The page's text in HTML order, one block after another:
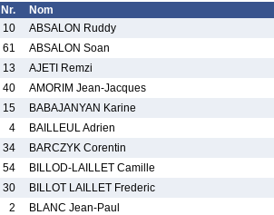
Nr.
Nom
10
ABSALON Ruddy
61
ABSALON Soan
13
AJETI Remzi
40
AMORIM Jean-Jacques
15
BABAJANYAN Karine
4
BAILLEUL Adrien
34
BARCZYK Corentin
54
BILLOD-LAILLET Camille
30
BILLOT LAILLET Frederic
2
BLANC Jean-Paul